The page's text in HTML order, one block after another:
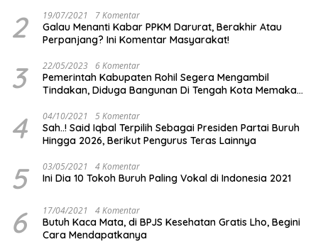
2 19/07/2021 7 Komentar
Galau Menanti Kabar PPKM Darurat, Berakhir Atau
Perpanjang? Ini Komentar Masyarakat!
3 22/05/2023 6 Komentar
Pemerintah Kabupaten Rohil Segera Mengambil
Tindakan, Diduga Bangunan Di Tengah Kota Memakan
4 04/10/2021 5 Komentar
Sah..! Said Iqbal Terpilih Sebagai Presiden Partai Buruh
Hingga 2026, Berikut Pengurus Teras Lainnya
5 03/05/2021 4 Komentar
Ini Dia 10 Tokoh Buruh Paling Vokal di Indonesia 2021
6 17/04/2021 4 Komentar
Butuh Kaca Mata, di BPJS Kesehatan Gratis Lho, Begini
Cara Mendapatkanya